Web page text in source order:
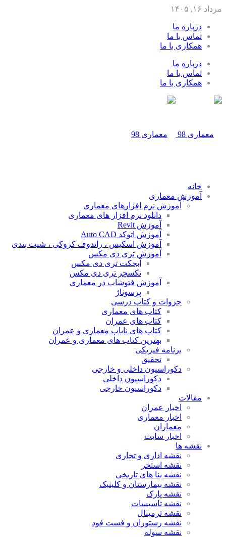
مرداد ۱۶, ۱۴۰۵
درباره ما
تماس با ما
همکاری با ما
درباره ما
تماس با ما
همکاری با ما
خانه
آموزش معماری
آموزش نرم افزارهای معماری
دانلود نرم افزار های معماری
آموزش Revit
آموزش اتوکد Auto CAD
آموزش اسکیس ، راندوف کروکی ، شیت بندی
آموزش تری دی مکس
آبجکت تری دی مکس
تکسچر تری دی مکس
آموزش فتوشاپ در معماری
پرسوناژ
جزوات و کتاب درسی
کتاب های معماری
کتاب های عمران
کتاب های نایاب معماری و عمران
بهترین کتاب های معماری و عمران
برنامه فیزیکی
تحقیق
دکوراسیون داخلی و خارجی
دکوراسیون داخلی
دکوراسیون خارجی
مقالات
اخبار عمران
اخبار معماری
معماران
اخبار سایت
نقشه ها
نقشه اداری و تجاری
نقشه استخر
نقشه بنا های تاریخی
نقشه بیمارستان و کلینیک
نقشه پارک
نقشه تاسیسات
نقشه ترمینال
نقشه رستوران و فست فود
نقشه سوله